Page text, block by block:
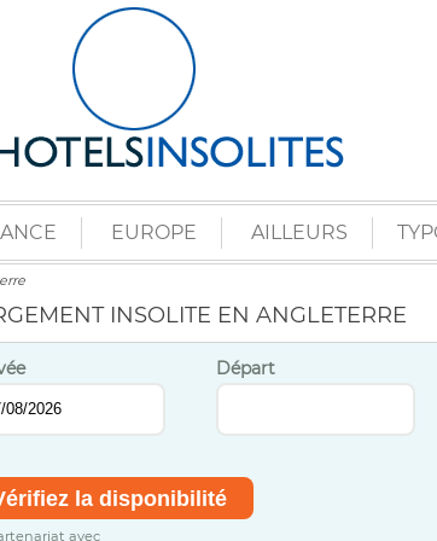
EUROPE AILLEURS
INSOLITE EN ANGLETERRE
Départ
avec